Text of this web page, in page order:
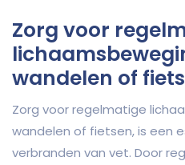
Zorg voor
wandelen of
Zorg voor regelmatige
wandelen of fietsen, is een
verbranden van vet. Door